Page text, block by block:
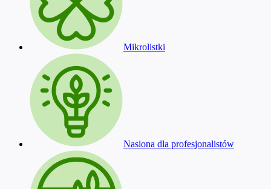
Mikrolistki
Nasiona dla profesjonalistów